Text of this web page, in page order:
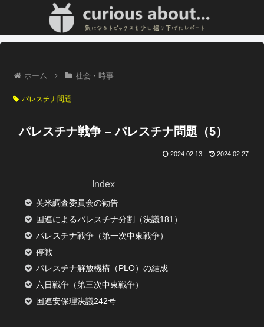
ホーム 社会・時事
パレスチナ問題
パレスチナ戦争 – パレスチナ問題（5）
2024.02.13 2024.02.27
Index
英米調査委員会の勧告
国連によるパレスチナ分割（決議181）
パレスチナ戦争（第一次中東戦争）
停戦
パレスチナ解放機構（PLO）の結成
六日戦争（第三次中東戦争）
国連安保理決議242号